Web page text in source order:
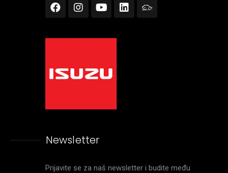
Newsletter
Prijavite se za naš newsletter i budite među